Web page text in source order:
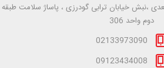
،نبش خیابان ترابی گودرزی ، پاساژ سلامت طبقه
دوم واحد 306
02133973090
09123434008